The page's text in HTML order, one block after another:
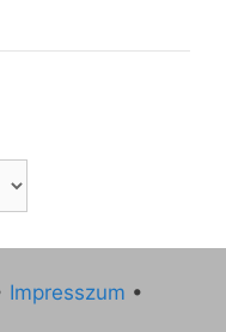
Impresszum •